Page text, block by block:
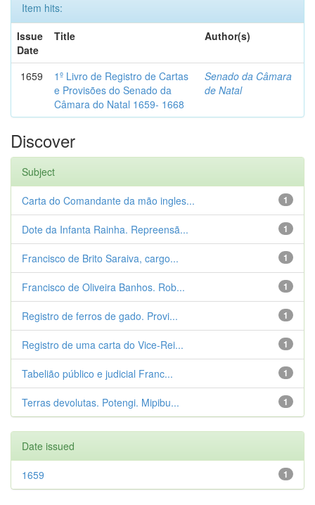
Item hits:
Issue
Date
Title Author(s)
1659
1º Livro de Registro de Cartas
e Provisões do Senado da
Câmara do Natal 1659- 1668
Senado da Câmara
de Natal
Discover
Subject
1
Carta do Comandante da mão ingles...
1
Dote da Infanta Rainha. Repreensã...
1
Francisco de Brito Saraiva, cargo...
1
Francisco de Oliveira Banhos. Rob...
1
Registro de ferros de gado. Provi...
1
Registro de uma carta do Vice-Rei...
1
Tabelião público e judicial Franc...
1
Terras devolutas. Potengi. Mipibu...
Date issued
1
1659